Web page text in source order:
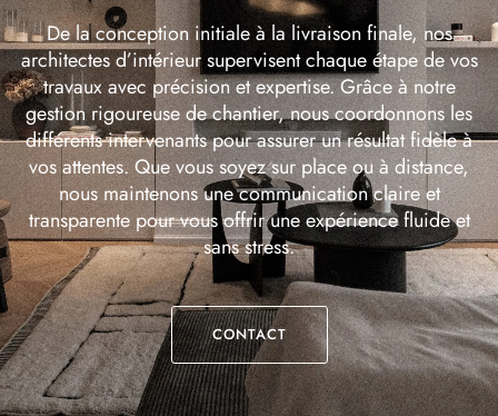
De la conception initiale à la livraison finale, nos
architectes d’intérieur supervisent chaque étape de vos
travaux avec précision et expertise. Grâce à notre
gestion rigoureuse de chantier, nous coordonnons les
différents intervenants pour assurer un résultat fidèle à
vos attentes. Que vous soyez sur place ou à distance,
nous maintenons une communication claire et
transparente pour vous offrir une expérience fluide et
sans stress.
CONTACT